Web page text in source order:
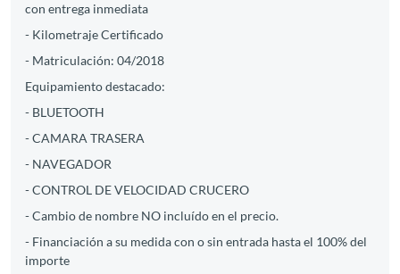
con entrega inmediata
- Kilometraje Certificado
- Matriculación: 04/2018
Equipamiento destacado:
- BLUETOOTH
- CAMARA TRASERA
- NAVEGADOR
- CONTROL DE VELOCIDAD CRUCERO
- Cambio de nombre NO incluído en el precio.
- Financiación a su medida con o sin entrada hasta el 100% del
importe